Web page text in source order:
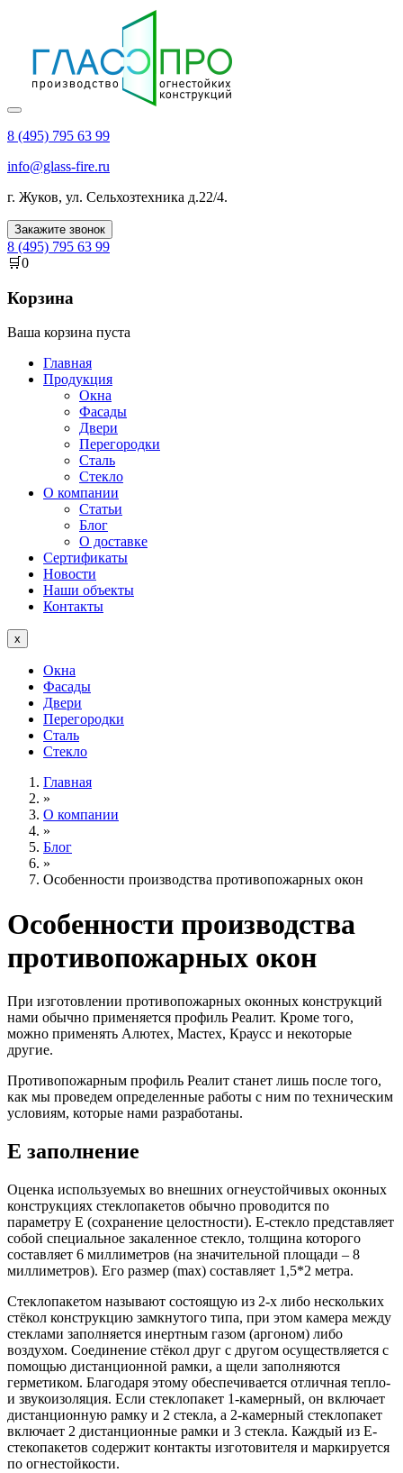
8 (495) 795 63 99
info@glass-fire.ru
г. Жуков, ул. Сельхозтехника д.22/4.
Закажите звонок
8 (495) 795 63 99
🛒0
Корзина
Ваша корзина пуста
Главная
Продукция
Окна
Фасады
Двери
Перегородки
Сталь
Стекло
О компании
Статьи
Блог
О доставке
Сертификаты
Новости
Наши объекты
Контакты
x
Окна
Фасады
Двери
Перегородки
Сталь
Стекло
Главная
»
О компании
»
Блог
»
Особенности производства противопожарных окон
Особенности производства
противопожарных окон
При изготовлении противопожарных оконных конструкций
нами обычно применяется профиль Реалит. Кроме того,
можно применять Алютех, Мастех, Краусс и некоторые
другие.
Противопожарным профиль Реалит станет лишь после того,
как мы проведем определенные работы с ним по техническим
условиям, которые нами разработаны.
Е заполнение
Оценка используемых во внешних огнеустойчивых оконных
конструкциях стеклопакетов обычно проводится по
параметру Е (сохранение целостности). Е-стекло представляет
собой специальное закаленное стекло, толщина которого
составляет 6 миллиметров (на значительной площади – 8
миллиметров). Его размер (max) cоставляет 1,5*2 метра.
Стеклопакетом называют состоящую из 2-х либо нескольких
стёкол конструкцию замкнутого типа, при этом камера между
стеклами заполняется инертным газом (аргоном) либо
воздухом. Соединение стёкол друг с другом осуществляется с
помощью дистанционной рамки, а щели заполняются
герметиком. Благодаря этому обеспечивается отличная тепло-
и звукоизоляция. Если стеклопакет 1-камерный, он включает
дистанционную рамку и 2 стекла, а 2-камерный стеклопакет
включает 2 дистанционные рамки и 3 стекла. Каждый из Е-
стекопакетов содержит контакты изготовителя и маркируется
по огнестойкости.